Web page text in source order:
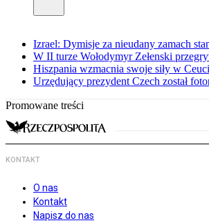
Izrael: Dymisje za nieudany zamach
W II turze Wołodymyr Zełenski
Hiszpania wzmacnia swoje siły w
Urzędujący prezydent Czech został
Promowane treści
KONTAKT
O nas
Kontakt
Napisz do nas